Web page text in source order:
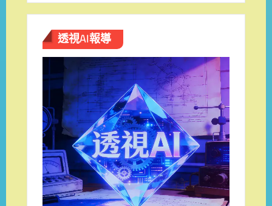
透視AI報導